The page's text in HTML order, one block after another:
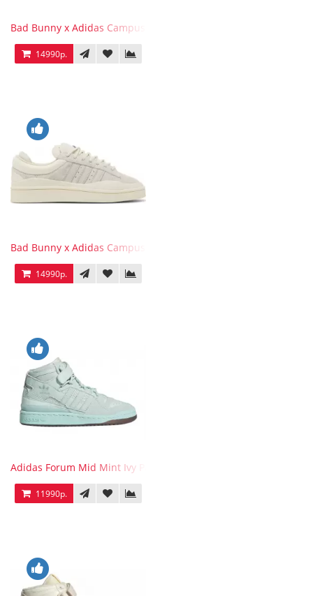
Bad Bunny x Adidas Campus Wild Moss
14990р.
Bad Bunny x Adidas Campus Light
14990р.
Adidas Forum Mid Mint Ivy Park
11990р.